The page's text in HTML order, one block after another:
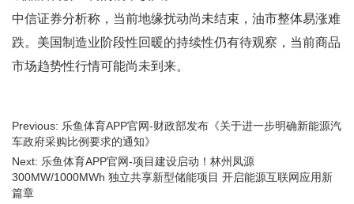
中信证券分析称，当前地缘扰动尚未结束，油市整体易涨难
跌。美国制造业阶段性回暖的持续性仍有待观察，当前商品
市场趋势性行情可能尚未到来。
Previous: 乐鱼体育APP官网-财政部发布《关于进一步明确新能源汽
车政府采购比例要求的通知》
Next: 乐鱼体育APP官网-项目建设启动！林州凤源
300MW/1000MWh 独立共享新型储能项目 开启能源互联网应用新
篇章